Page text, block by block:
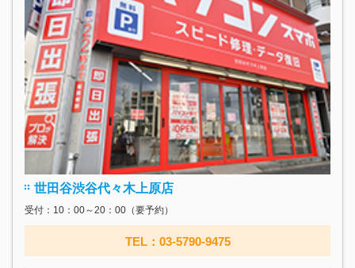
世田谷渋谷代々木上原店
受付：10：00～20：00（要予約）
TEL：03-5790-9475